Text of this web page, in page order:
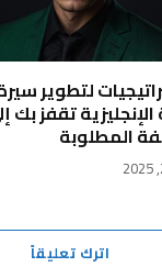
لتطوير
الإنجليزية تقفز بك
المطلوبة
اترك تعليقاً